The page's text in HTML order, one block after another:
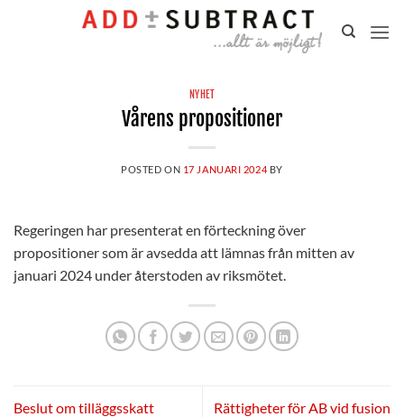
NYHET
Vårens propositioner
POSTED ON 17 JANUARI 2024 BY
Regeringen har presenterat en förteckning över
propositioner som är avsedda att lämnas från mitten av
januari 2024 under återstoden av riksmötet.
Beslut om tilläggsskatt Rättigheter för AB vid fusion